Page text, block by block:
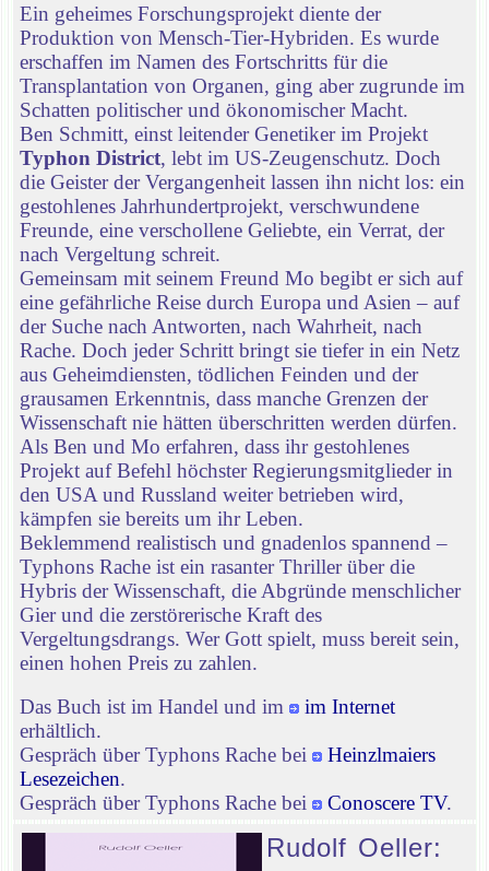
Ein geheimes Forschungsprojekt diente der
Produktion von Mensch-Tier-Hybriden. Es wurde
erschaffen im Namen des Fortschritts für die
Transplantation von Organen, ging aber zugrunde im
Schatten politischer und ökonomischer Macht.
Ben Schmitt, einst leitender Genetiker im Projekt
Typhon District, lebt im US-Zeugenschutz. Doch
die Geister der Vergangenheit lassen ihn nicht los: ein
gestohlenes Jahrhundertprojekt, verschwundene
Freunde, eine verschollene Geliebte, ein Verrat, der
nach Vergeltung schreit.
Gemeinsam mit seinem Freund Mo begibt er sich auf
eine gefährliche Reise durch Europa und Asien – auf
der Suche nach Antworten, nach Wahrheit, nach
Rache. Doch jeder Schritt bringt sie tiefer in ein Netz
aus Geheimdiensten, tödlichen Feinden und der
grausamen Erkenntnis, dass manche Grenzen der
Wissenschaft nie hätten überschritten werden dürfen.
Als Ben und Mo erfahren, dass ihr gestohlenes
Projekt auf Befehl höchster Regierungsmitglieder in
den USA und Russland weiter betrieben wird,
kämpfen sie bereits um ihr Leben.
Beklemmend realistisch und gnadenlos spannend –
Typhons Rache ist ein rasanter Thriller über die
Hybris der Wissenschaft, die Abgründe menschlicher
Gier und die zerstörerische Kraft des
Vergeltungsdrangs. Wer Gott spielt, muss bereit sein,
einen hohen Preis zu zahlen.
Das Buch ist im Handel und im
im Internet
erhältlich.
Gespräch über Typhons Rache bei
Heinzlmaiers
Lesezeichen.
Gespräch über Typhons Rache bei
Conoscere TV.
Rudolf Oeller: